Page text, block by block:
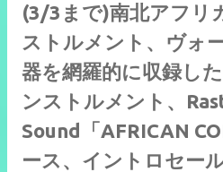
(3/3まで)南北アフリ
ストルメント、ヴォ
器を網羅的に収録し
ンストルメント、
Sound「AFRICAN
ース、イントロセー